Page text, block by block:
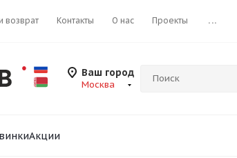
возврат Контакты О нас Проекты ...
Ваш город
Москва
Акции